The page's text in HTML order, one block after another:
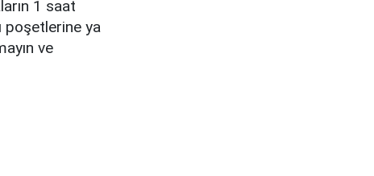
1 saat
poşetlerine ya
ve